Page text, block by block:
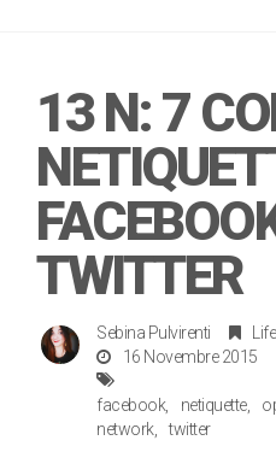
13 N: 7
TWITTER
Sebina Pulvirenti
16 Novembre 2015
facebook netiquette
network
twitter